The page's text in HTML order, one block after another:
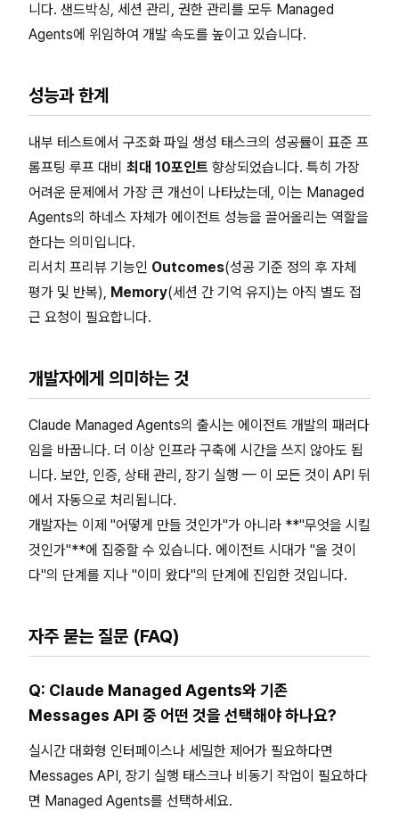
니다. 샌드박싱, 세션 관리, 권한 관리를 모두 Managed
Agents에 위임하여 개발 속도를 높이고 있습니다.
성능과 한계
내부 테스트에서 구조화 파일 생성 태스크의 성공률이 표준 프
롬프팅 루프 대비 최대 10포인트 향상되었습니다. 특히 가장
어려운 문제에서 가장 큰 개선이 나타났는데, 이는 Managed
Agents의 하네스 자체가 에이전트 성능을 끌어올리는 역할을
한다는 의미입니다.
리서치 프리뷰 기능인 Outcomes(성공 기준 정의 후 자체
평가 및 반복), Memory(세션 간 기억 유지)는 아직 별도 접
근 요청이 필요합니다.
개발자에게 의미하는 것
Claude Managed Agents의 출시는 에이전트 개발의 패러다
임을 바꿉니다. 더 이상 인프라 구축에 시간을 쓰지 않아도 됩
니다. 보안, 인증, 상태 관리, 장기 실행 — 이 모든 것이 API 뒤
에서 자동으로 처리됩니다.
개발자는 이제 "어떻게 만들 것인가"가 아니라 **"무엇을 시킬
것인가"**에 집중할 수 있습니다. 에이전트 시대가 "올 것이
다"의 단계를 지나 "이미 왔다"의 단계에 진입한 것입니다.
자주 묻는 질문 (FAQ)
Q: Claude Managed Agents와 기존
Messages API 중 어떤 것을 선택해야 하나요?
실시간 대화형 인터페이스나 세밀한 제어가 필요하다면
Messages API, 장기 실행 태스크나 비동기 작업이 필요하다
면 Managed Agents를 선택하세요.